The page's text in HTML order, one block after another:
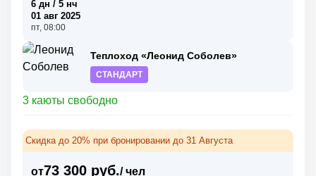
6 дн / 5 нч
01 авг 2025
пт, 08:00
Теплоход «Леонид Соболев»
СТАНДАРТ
3 каюты свободно
Скидка до 20% при бронировании до 31 Августа
от73 300 руб./ чел